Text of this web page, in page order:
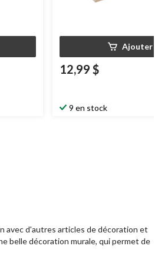
Ajouter
12,99 $
9 en stock
avec d'autres articles de décoration et
belle décoration murale, qui permet de